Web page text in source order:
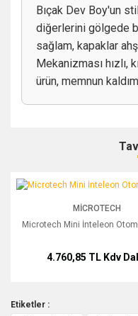
Bıçak Dev Boy'un
diğerlerini gölgede
sağlam, kapaklar
Mekanizması hızlı,
ürün, memnun
Microtech Mini İnteleon
MICROTECH
Microtech Mini İnteleon
4.760,85 TL Kdv
Etiketler :